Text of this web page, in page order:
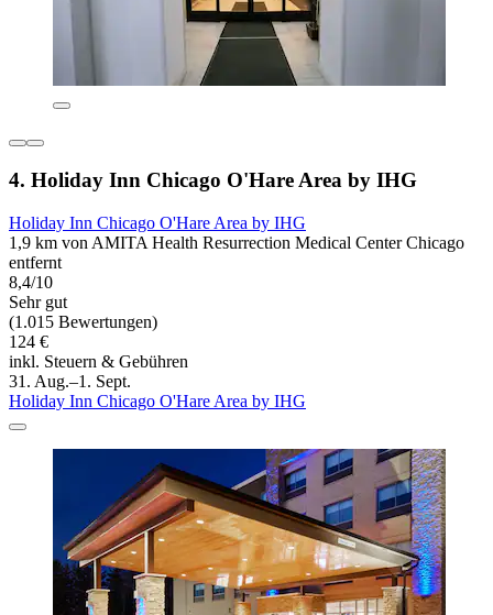
4. Holiday Inn Chicago O'Hare Area by IHG
Holiday Inn Chicago O'Hare Area by IHG
1,9 km von AMITA Health Resurrection Medical Center Chicago
entfernt
8,4/10
Sehr gut
(1.015 Bewertungen)
124 €
inkl. Steuern & Gebühren
31. Aug.–1. Sept.
Holiday Inn Chicago O'Hare Area by IHG